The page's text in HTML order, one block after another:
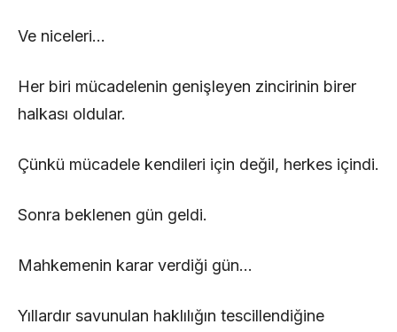
Ve niceleri…
Her biri mücadelenin genişleyen zincirinin birer
halkası oldular.
Çünkü mücadele kendileri için değil, herkes içindi.
Sonra beklenen gün geldi.
Mahkemenin karar verdiği gün…
Yıllardır savunulan haklılığın tescillendiğine